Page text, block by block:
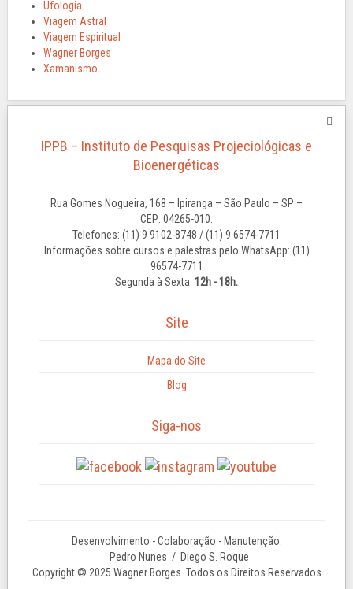
Ufologia
Viagem Astral
Viagem Espiritual
Wagner Borges
Xamanismo
IPPB – Instituto de Pesquisas Projeciológicas e
Bioenergéticas
Rua Gomes Nogueira, 168 – Ipiranga – São Paulo – SP –
CEP: 04265-010.
Telefones: (11) 9 9102-8748 / (11) 9 6574-7711
Informações sobre cursos e palestras pelo WhatsApp: (11)
96574-7711
Segunda à Sexta: 12h - 18h.
Site
Mapa do Site
Blog
Siga-nos
Desenvolvimento - Colaboração - Manutenção:
Pedro Nunes / Diego S. Roque
Copyright © 2025 Wagner Borges. Todos os Direitos Reservados